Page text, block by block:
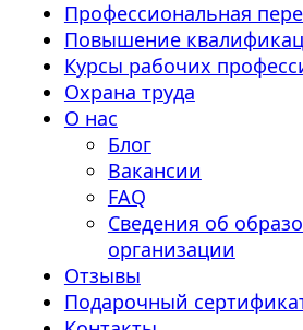
Профессиональная
Повышение
Курсы рабочих
Охрана труда
О нас
Блог
Вакансии
FAQ
Сведения об
организации
Отзывы
Подарочный